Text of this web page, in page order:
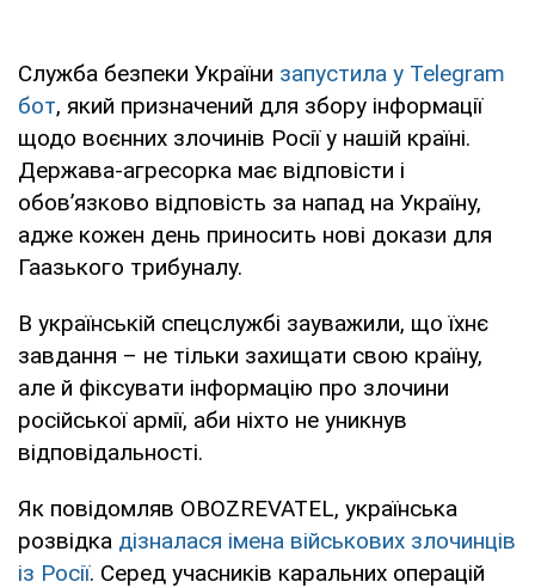
Служба безпеки України запустила у Telegram
бот, який призначений для збору інформації
щодо воєнних злочинів Росії у нашій країні.
Держава-агресорка має відповісти і
обов’язково відповість за напад на Україну,
адже кожен день приносить нові докази для
Гаазького трибуналу.
В українській спецслужбі зауважили, що їхнє
завдання – не тільки захищати свою країну,
але й фіксувати інформацію про злочини
російської армії, аби ніхто не уникнув
відповідальності.
Як повідомляв OBOZREVATEL, українська
розвідка дізналася імена військових злочинців
із Росії. Серед учасників каральних операцій